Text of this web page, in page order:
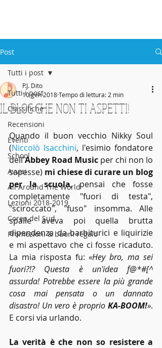
Scuola di
Post
Tutti i post
Classifiche
Recensioni
Eventi
School
Avvisi
All Around The World
Lezioni 2018-2019
Corea del Sud
Promozioni & buoni regalo
Tutti i post
IL BLOG CHE NON TI ASPETTI!
P.J. Dito
10 gen 2018Tempo di lettura: 2 min
Quando il buon vecchio Nikky Soul
(Niccolò Isacchini, l'esimio fondatore
dell'Abbey Road Music per chi non lo
sapesse) mi chiese di curare un blog
per la scuola, pensai che fosse
completamente "fuori di testa",
"sciroccato", "fuso" insomma. Alle
spalle aveva poi quella brutta
dipendenza da barbiturici e liquirizie
e mi aspettavo che ci fosse ricaduto.
La mia risposta fu: «Hey bro, ma sei
fuori?!? Questa è un'idea f@*#[^
assurda! Potrebbe essere la più grande
cosa mai pensata o un dannato
disastro! Un vero è proprio KA-BOOM!».
E corsi via urlando.
La verità è che non so resistere a